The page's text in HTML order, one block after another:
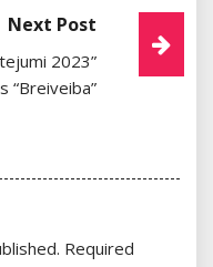
Next Post
2023”
“Breiveiba”
Required